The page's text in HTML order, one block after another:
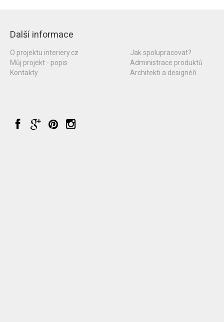
Další informace
O projektu interiery.cz
Můj projekt - popis
Kontakty
Jak spolupracovat?
Administrace produktů
Architekti a designéři